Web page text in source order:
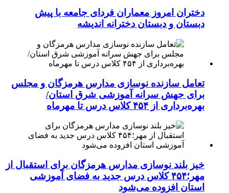
دختران امروز معماران فردای جامعه با پیش
دبستان و دبستان دخترانه اندیشه
تعامل سازنده نوسازی مدارس هرمزگان و مجلس
برای جهش سرانه آموزشی شرق استان/
بهره‌برداری از ۴۵۴ کلاس درس تا مهرماه
خیز بلند نوسازی مدارس هرمزگان برای استقبال از
مهر؛۴۵۴ کلاس درس جدید به فضای آموزشی
استان افزوده می‌شود